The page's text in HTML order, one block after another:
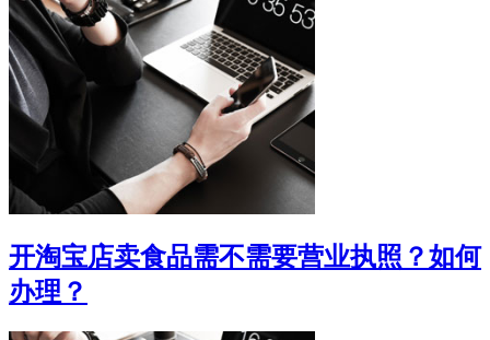
开淘宝店卖食品需不需要营业执照？如何
办理？